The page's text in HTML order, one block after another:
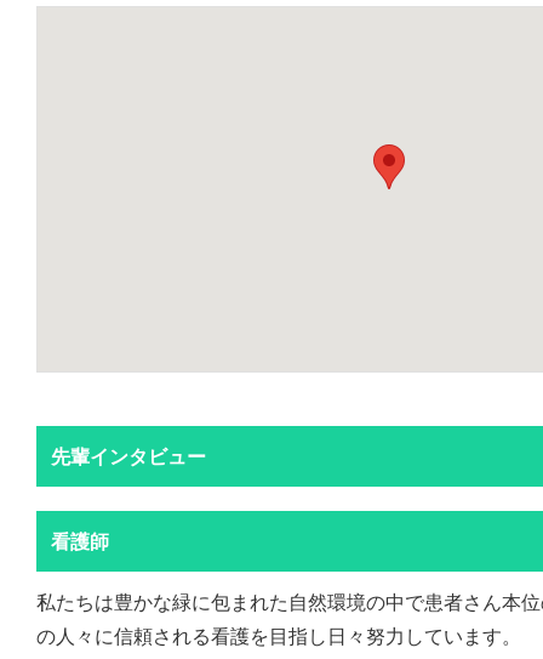
先輩インタビュー
看護師
私たちは豊かな緑に包まれた自然環境の中で患者さん本
の人々に信頼される看護を目指し日々努力しています。